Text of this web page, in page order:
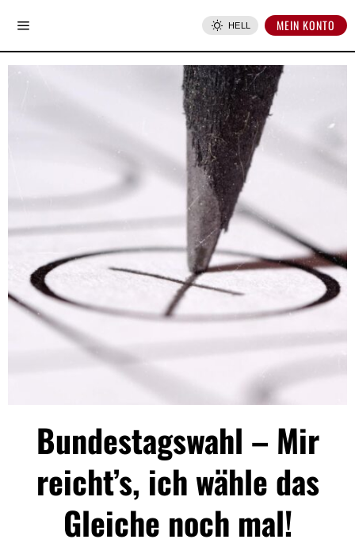
HELL MEIN KONTO
Bundestagswahl – Mir
reicht’s, ich wähle das
Gleiche noch mal!